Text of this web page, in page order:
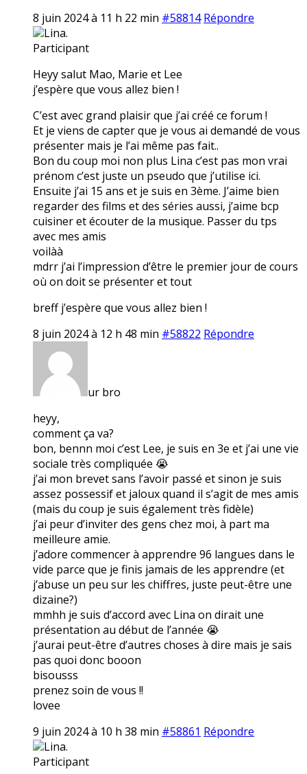
8 juin 2024 à 11 h 22 min #58814 Répondre
Lina.
Participant
Heyy salut Mao, Marie et Lee
j’espère que vous allez bien !
C’est avec grand plaisir que j’ai créé ce forum !
Et je viens de capter que je vous ai demandé de vous
présenter mais je l’ai même pas fait..
Bon du coup moi non plus Lina c’est pas mon vrai
prénom c’est juste un pseudo que j’utilise ici.
Ensuite j’ai 15 ans et je suis en 3ème. J’aime bien
regarder des films et des séries aussi, j’aime bcp
cuisiner et écouter de la musique. Passer du tps
avec mes amis
voilàà
mdrr j’ai l’impression d’être le premier jour de cours
où on doit se présenter et tout
breff j’espère que vous allez bien !
8 juin 2024 à 12 h 48 min #58822 Répondre
ur bro
heyy,
comment ça va?
bon, bennn moi c’est Lee, je suis en 3e et j’ai une vie
sociale très compliquée 😭
j’ai mon brevet sans l’avoir passé et sinon je suis
assez possessif et jaloux quand il s’agit de mes amis
(mais du coup je suis également très fidèle)
j’ai peur d’inviter des gens chez moi, à part ma
meilleure amie.
j’adore commencer à apprendre 96 langues dans le
vide parce que je finis jamais de les apprendre (et
j’abuse un peu sur les chiffres, juste peut-être une
dizaine?)
mmhh je suis d’accord avec Lina on dirait une
présentation au début de l’année 😭
j’aurai peut-être d’autres choses à dire mais je sais
pas quoi donc booon
bisousss
prenez soin de vous !!
lovee
9 juin 2024 à 10 h 38 min #58861 Répondre
Lina.
Participant